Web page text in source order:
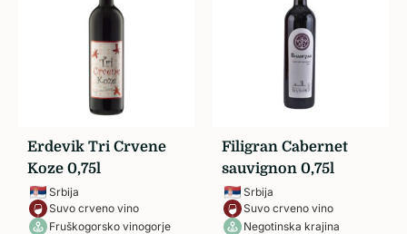
Erdevik Tri Crvene
Koze 0,75l
Srbija
Suvo crveno vino
Fruškogorsko vinogorje
Filigran Cabernet
sauvignon 0,75l
Srbija
Suvo crveno vino
Negotinska krajina